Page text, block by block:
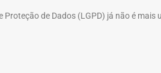
Proteção de Dados (LGPD) já não é